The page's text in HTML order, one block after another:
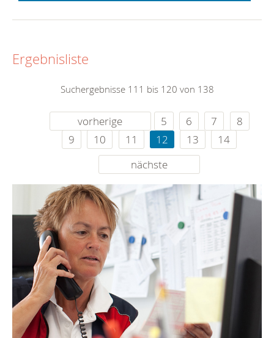
Ergebnisliste
Suchergebnisse 111 bis 120 von 138
vorherige 5 6 7
8
9
10 11 12 13
14
nächste